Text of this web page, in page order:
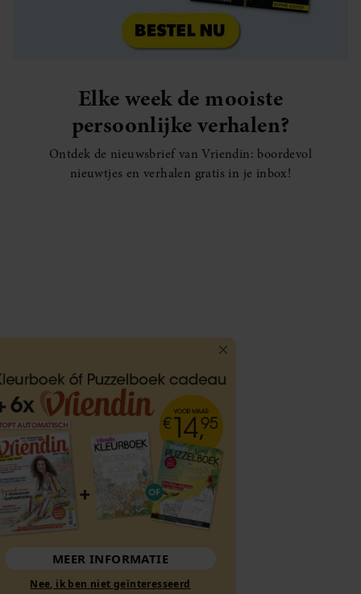
Elke week de mooiste
persoonlijke verhalen?
Ontdek de nieuwsbrief van Vriendin: boordevol
nieuwtjes en verhalen gratis in je inbox!
MEER INFORMATIE
Nee, ik ben niet geïnteresseerd